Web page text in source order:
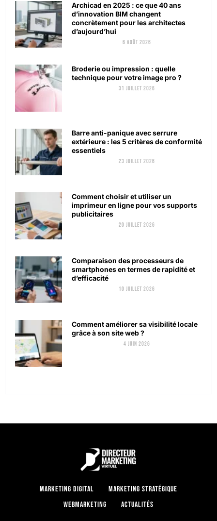
Archicad en 2025 : ce que 40 ans
d’innovation BIM changent
concrètement pour les architectes
d’aujourd’hui
6 août 2026
Broderie ou impression : quelle
technique pour votre image pro ?
31 juillet 2026
Barre anti-panique avec serrure
extérieure : les 5 critères de conformité
essentiels
23 juillet 2026
Comment choisir et utiliser un
imprimeur en ligne pour vos supports
publicitaires
20 juillet 2026
Comparaison des processeurs de
smartphones en termes de rapidité et
d’efficacité
10 juillet 2026
Comment améliorer sa visibilité locale
grâce à son site web ?
4 juin 2026
Marketing digital
Marketing stratégique
Webmarketing
Actualités